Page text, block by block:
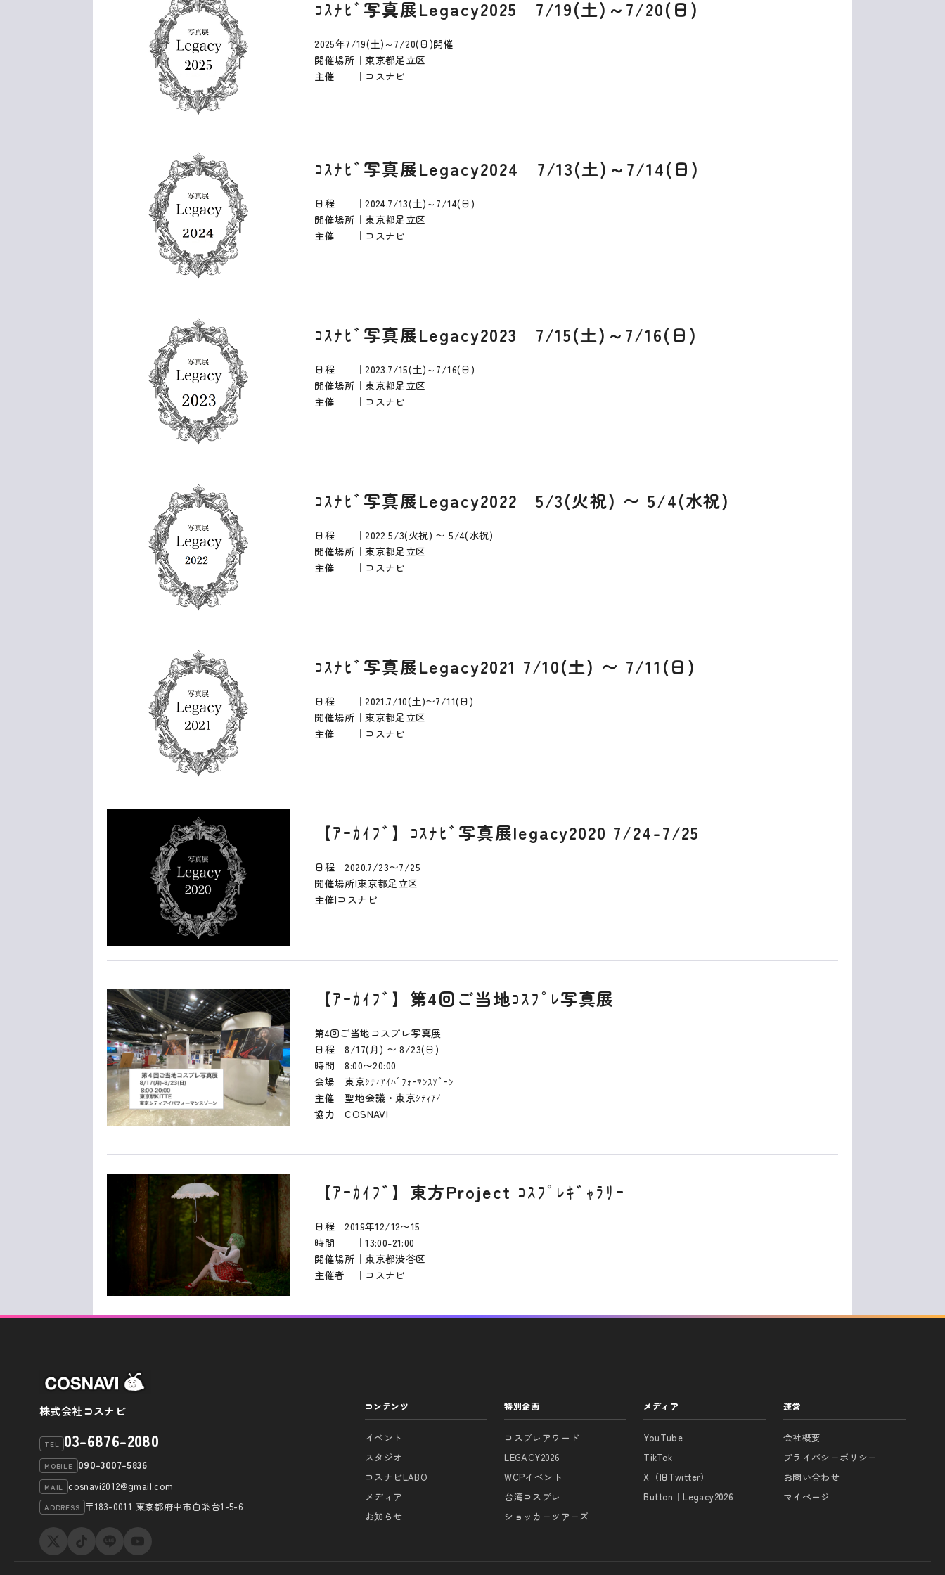
ｺｽﾅﾋﾞ写真展Legacy2025 7/19(土)～7/20(日)
2025年7/19(土)～7/20(日)開催
開催場所｜東京都足立区
主催 ｜コスナビ
ｺｽﾅﾋﾞ写真展Legacy2024 7/13(土)～7/14(日)
日程 ｜2024.7/13(土)～7/14(日)
開催場所｜東京都足立区
主催 ｜コスナビ
ｺｽﾅﾋﾞ写真展Legacy2023 7/15(土)～7/16(日)
日程 ｜2023.7/15(土)～7/16(日)
開催場所｜東京都足立区
主催 ｜コスナビ
ｺｽﾅﾋﾞ写真展Legacy2022 5/3(火祝) 〜 5/4(水祝)
日程 ｜2022.5/3(火祝) 〜 5/4(水祝)
開催場所｜東京都足立区
主催 ｜コスナビ
ｺｽﾅﾋﾞ写真展Legacy2021 7/10(土) 〜 7/11(日)
日程 ｜2021.7/10(土)〜7/11(日)
開催場所｜東京都足立区
主催 ｜コスナビ
【ｱｰｶｲﾌﾞ】ｺｽﾅﾋﾞ写真展legacy2020 7/24-7/25
日程｜2020.7/23〜7/25
開催場所|東京都足立区
主催|コスナビ
【ｱｰｶｲﾌﾞ】第4回ご当地ｺｽﾌﾟﾚ写真展
第4回ご当地コスプレ写真展
日程｜8/17(月) 〜 8/23(日)
時間｜8:00〜20:00
会場｜東京ｼﾃｨｱｲﾊﾟﾌｫｰﾏﾝｽｿﾞｰﾝ
主催｜聖地会議・東京ｼﾃｨｱｲ
協力｜COSNAVI
【ｱｰｶｲﾌﾞ】東方Project ｺｽﾌﾟﾚｷﾞｬﾗﾘｰ
日程｜2019年12/12〜15
時間 ｜13:00-21:00
開催場所｜東京都渋谷区
主催者 ｜コスナビ
株式会社コスナビ
TEL 03-6876-2080
MOBILE 090-3007-5836
MAIL cosnavi2012@gmail.com
ADDRESS 〒183-0011 東京都府中市白糸台1-5-6
コンテンツ
イベント
スタジオ
コスナビLABO
メディア
お知らせ
特別企画
コスプレアワード
LEGACY2026
WCPイベント
台湾コスプレ
ショッカーツアーズ
メディア
YouTube
TikTok
X（旧Twitter）
Button｜Legacy2026
運営
会社概要
プライバシーポリシー
お問い合わせ
マイページ